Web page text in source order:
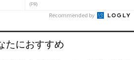
(PR)
Recommended by
たにおすすめ